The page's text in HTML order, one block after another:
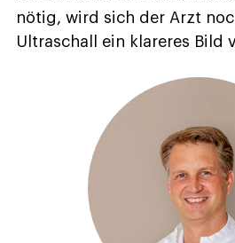
nötig, wird sich der Arzt
Ultraschall ein klareres Bild